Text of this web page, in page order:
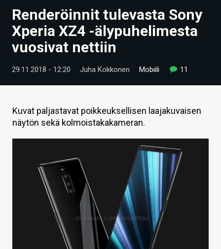
UUTISET
ARTIKKELIT
VIDEOT
TECHBBS
TIETOA
HINTA.FI
VAIHDA TEEMA
Renderöinnit tulevasta Sony
Xperia XZ4 -älypuhelimesta
vuosivat nettiin
29.11.2018 - 12:20 Juha Kokkonen Mobiili 11
Kuvat paljastavat poikkeuksellisen laajakuvaisen
näytön sekä kolmoistakakameran.